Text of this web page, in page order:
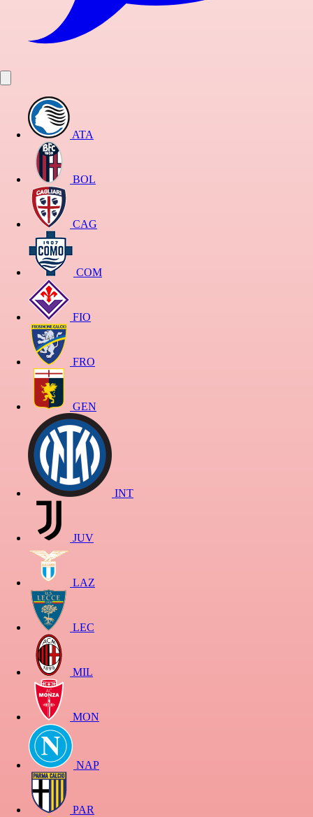
ATA
BOL
CAG
COM
FIO
FRO
GEN
INT
JUV
LAZ
LEC
MIL
MON
NAP
PAR